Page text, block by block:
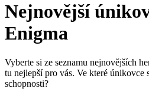
Nejnovější
Enigma
Vyberte si ze seznamu nejnovějších
tu nejlepší pro vás. Ve které únikovce
schopnosti?